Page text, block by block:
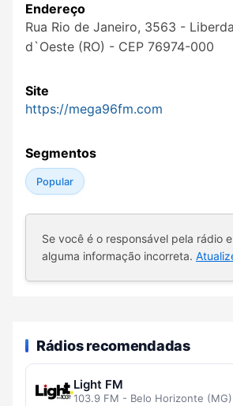
Endereço
Rua Rio de Janeiro, 3563 -
d`Oeste (RO) - CEP 76974-000
Site
https://mega96fm.com
Segmentos
Popular
Se você é o responsável pela rádio
alguma informação incorreta.
Rádios recomendadas
Light FM
103.9 FM - Belo Horizonte (MG)